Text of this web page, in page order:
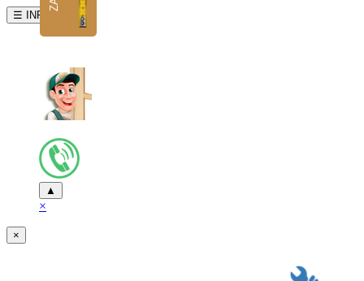
☰ INFO
▲
×
×